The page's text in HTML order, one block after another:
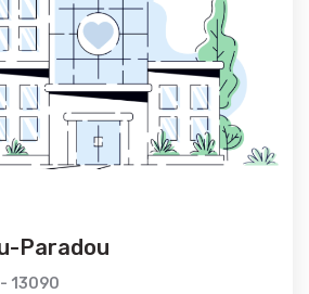
Paradou
13090